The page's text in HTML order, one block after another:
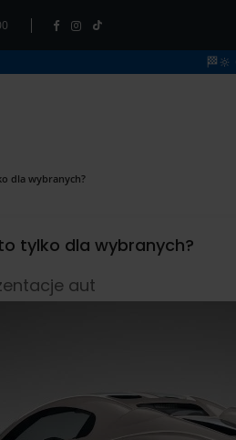
🏁🔆
dla wybranych?
tylko dla wybranych?
aut